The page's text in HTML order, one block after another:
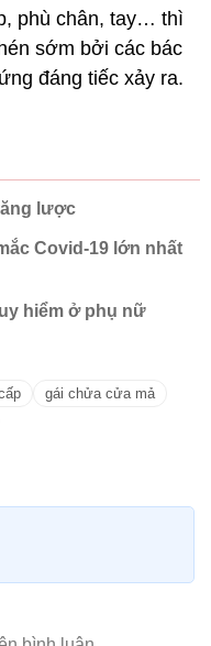
phù chân, tay… thì
sớm bởi các bác
đáng tiếc xảy ra.
lược
Covid-19 lớn nhất
hiểm ở phụ nữ
gái chửa cửa mả